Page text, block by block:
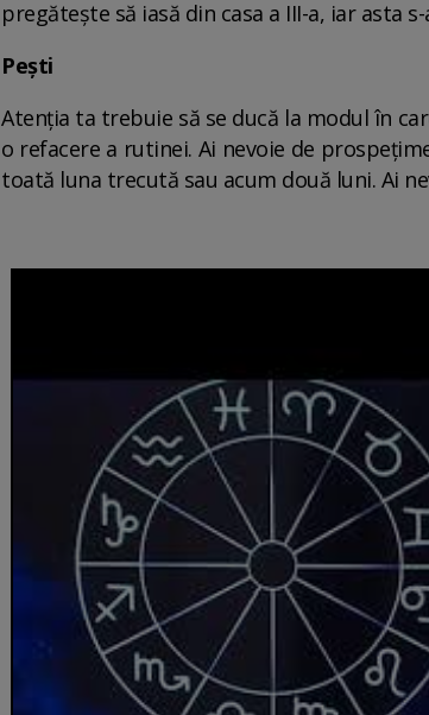
pregătește să iasă din casa a III-a, iar asta
Pești
Atenția ta trebuie să se ducă la modul în
o refacere a rutinei. Ai nevoie de
toată luna trecută sau acum două luni. Ai